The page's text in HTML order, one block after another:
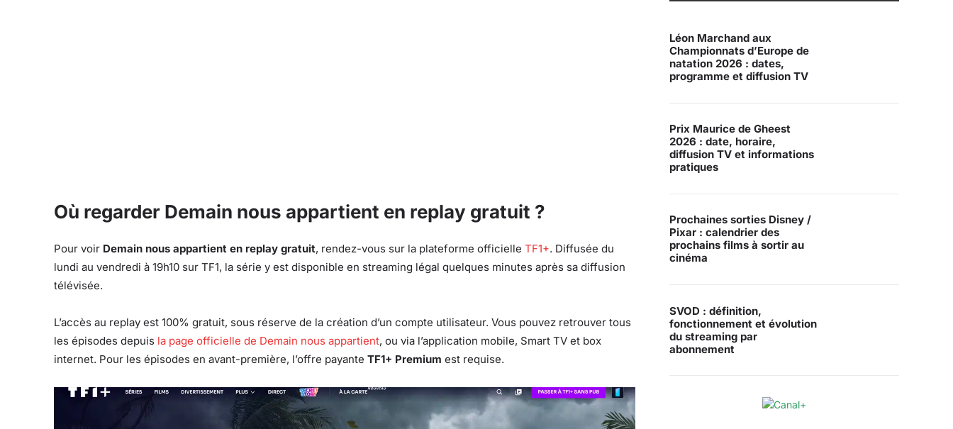
Où regarder Demain nous appartient en replay gratuit ?
Pour voir Demain nous appartient en replay gratuit, rendez-vous sur la plateforme officielle TF1+. Diffusée du
lundi au vendredi à 19h10 sur TF1, la série y est disponible en streaming légal quelques minutes après sa diffusion
télévisée.
L’accès au replay est 100% gratuit, sous réserve de la création d’un compte utilisateur. Vous pouvez retrouver tous
les épisodes depuis la page officielle de Demain nous appartient, ou via l’application mobile, Smart TV et box
internet. Pour les épisodes en avant-première, l’offre payante TF1+ Premium est requise.
Léon Marchand aux
Championnats d’Europe de
natation 2026 : dates,
programme et diffusion TV
Prix Maurice de Gheest
2026 : date, horaire,
diffusion TV et informations
pratiques
Prochaines sorties Disney /
Pixar : calendrier des
prochains films à sortir au
cinéma
SVOD : définition,
fonctionnement et évolution
du streaming par
abonnement